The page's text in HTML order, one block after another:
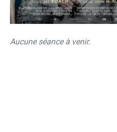
Aucune séance à venir.